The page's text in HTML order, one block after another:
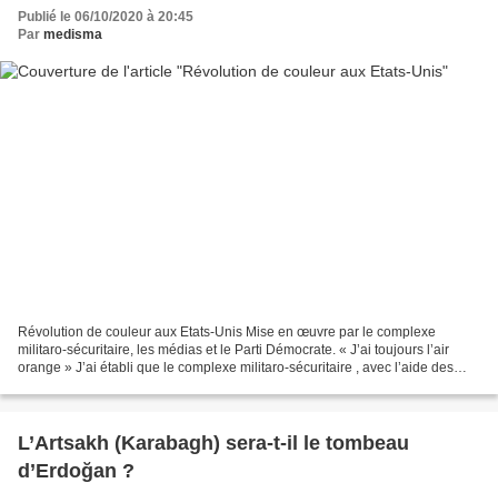
Publié le 06/10/2020 à 20:45
Par medisma
Révolution de couleur aux Etats-Unis Mise en œuvre par le complexe
militaro-sécuritaire, les médias et le Parti Démocrate. « J’ai toujours l’air
orange » J’ai établi que le complexe militaro-sécuritaire , avec l’aide des
L’Artsakh (Karabagh) sera-t-il le tombeau
d’Erdoğan ?